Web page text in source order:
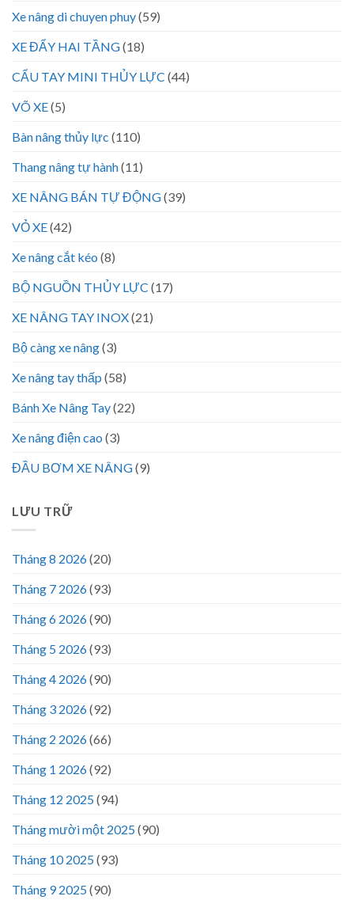
Xe nâng di chuyen phuy(59)
XE ĐẨY HAI TẦNG(18)
CẨU TAY MINI THỦY LỰC (44)
VÕ XE(5)
Bàn nâng thủy lực (110)
Thang nâng tự hành(11)
XE NÂNG BÁN TỰ ĐỘNG(39)
VỎ XE(42)
Xe nâng cắt kéo (8)
BỘ NGUỒN THỦY LỰC (17)
XE NÂNG TAY INOX(21)
Bộ càng xe nâng(3)
Xe nâng tay thấp (58)
Bánh Xe Nâng Tay(22)
Xe nâng điện cao (3)
ĐẦU BƠM XE NÂNG(9)
LƯU TRỮ
Tháng 8 2026(20)
Tháng 7 2026(93)
Tháng 6 2026(90)
Tháng 5 2026(93)
Tháng 4 2026(90)
Tháng 3 2026(92)
Tháng 2 2026(66)
Tháng 1 2026(92)
Tháng 12 2025(94)
Tháng mười một 2025(90)
Tháng 10 2025(93)
Tháng 9 2025(90)